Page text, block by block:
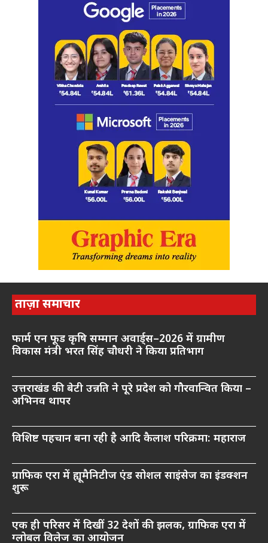
ताज़ा समाचार
फार्म एन फूड कृषि सम्मान अवार्ड्स–2026 में ग्रामीण
विकास मंत्री भरत सिंह चौधरी ने किया प्रतिभाग
उत्तराखंड की बेटी उन्नति ने पूरे प्रदेश को गौरवान्वित किया –
अभिनव थापर
विशिष्ट पहचान बना रही है आदि कैलाश परिक्रमा: महाराज
ग्राफिक एरा में ह्यूमैनिटीज एंड सोशल साइंसेज का इंडक्शन
शुरू
एक ही परिसर में दिखीं 32 देशों की झलक, ग्राफिक एरा में
ग्लोबल विलेज का आयोजन